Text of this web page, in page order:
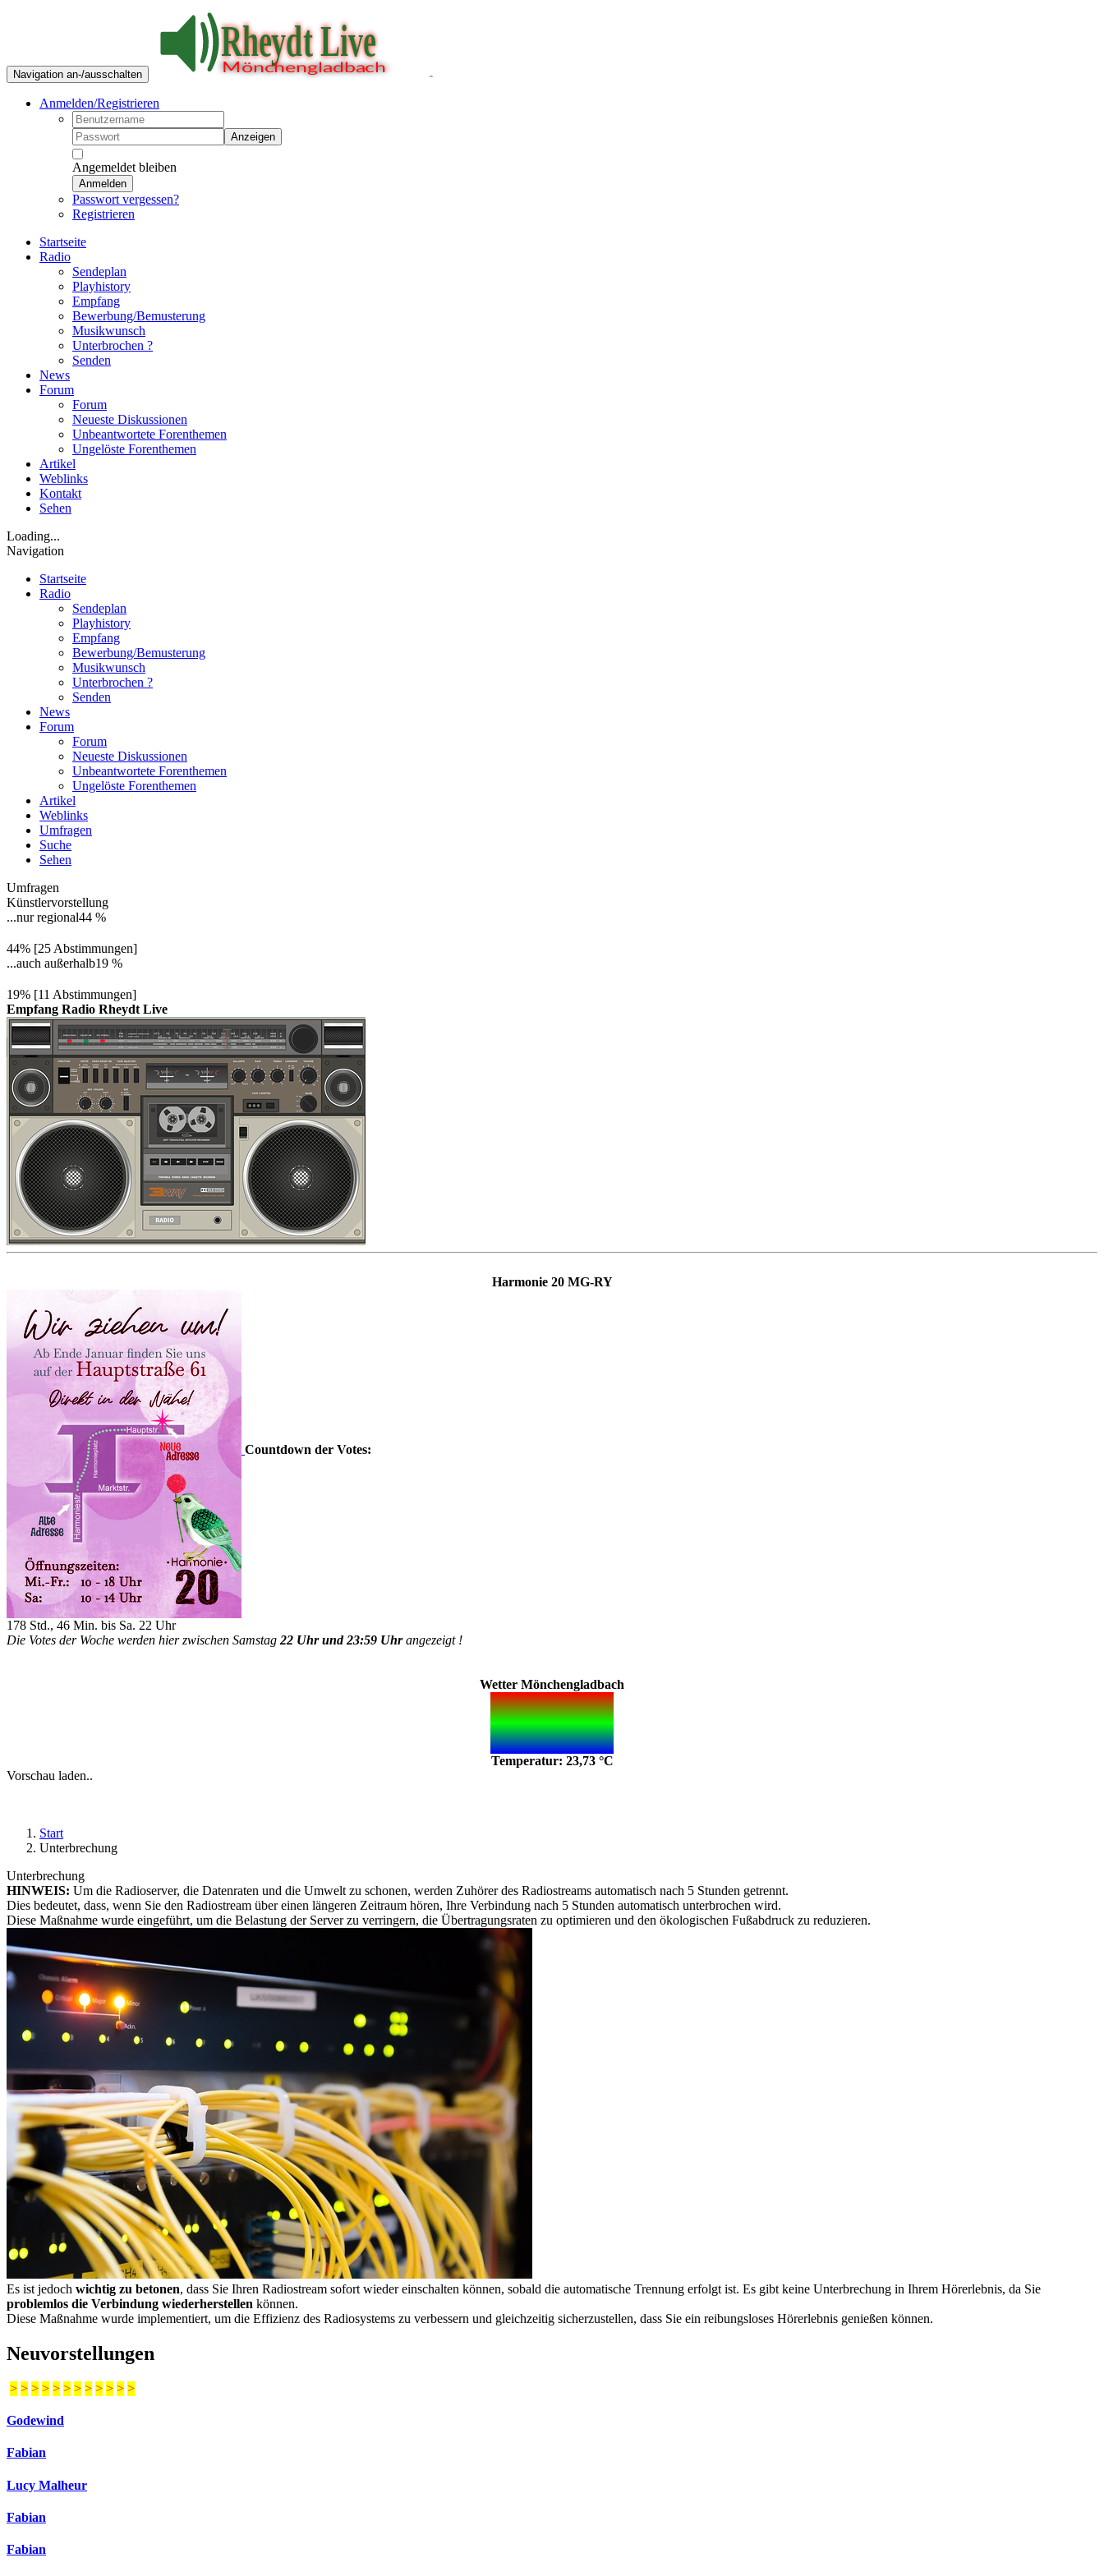
Navigation an-/ausschalten
Anmelden/Registrieren
Anzeigen
Angemeldet bleiben
Anmelden
Passwort vergessen?
Registrieren
Startseite
Radio
Sendeplan
Playhistory
Empfang
Bewerbung/Bemusterung
Musikwunsch
Unterbrochen ?
Senden
News
Forum
Forum
Neueste Diskussionen
Unbeantwortete Forenthemen
Ungelöste Forenthemen
Artikel
Weblinks
Kontakt
Sehen
Loading...
Navigation
Startseite
Radio
Sendeplan
Playhistory
Empfang
Bewerbung/Bemusterung
Musikwunsch
Unterbrochen ?
Senden
News
Forum
Forum
Neueste Diskussionen
Unbeantwortete Forenthemen
Ungelöste Forenthemen
Artikel
Weblinks
Umfragen
Suche
Sehen
Umfragen
Künstlervorstellung
...nur regional44 %
44% [25 Abstimmungen]
...auch außerhalb19 %
19% [11 Abstimmungen]
Empfang Radio Rheydt Live
Harmonie 20 MG-RY
Countdown der Votes:
178 Std., 46 Min. bis Sa. 22 Uhr
Die Votes der Woche werden hier zwischen Samstag 22 Uhr und 23:59 Uhrangezeigt !
Wetter Mönchengladbach
Temperatur: 23,73 °C
Vorschau laden..
Start
Unterbrechung
Unterbrechung
HINWEIS: Um die Radioserver, die Datenraten und die Umwelt zu schonen, werden Zuhörer des Radiostreams automatisch nach 5 Stunden getrennt.
Dies bedeutet, dass, wenn Sie den Radiostream über einen längeren Zeitraum hören, Ihre Verbindung nach 5 Stunden automatisch unterbrochen wird.
Diese Maßnahme wurde eingeführt, um die Belastung der Server zu verringern, die Übertragungsraten zu optimieren und den ökologischen Fußabdruck zu reduzieren.
Es ist jedoch wichtig zu betonen, dass Sie Ihren Radiostream sofort wieder einschalten können, sobald die automatische Trennung erfolgt ist. Es gibt keine Unterbrechung in Ihrem Hörerlebnis, da Sie
problemlos die Verbindung wiederherstellen können.
Diese Maßnahme wurde implementiert, um die Effizienz des Radiosystems zu verbessern und gleichzeitig sicherzustellen, dass Sie ein reibungsloses Hörerlebnis genießen können.
Neuvorstellungen
> > > > > > > > > > > >
Godewind
Fabian
Lucy Malheur
Fabian
Fabian